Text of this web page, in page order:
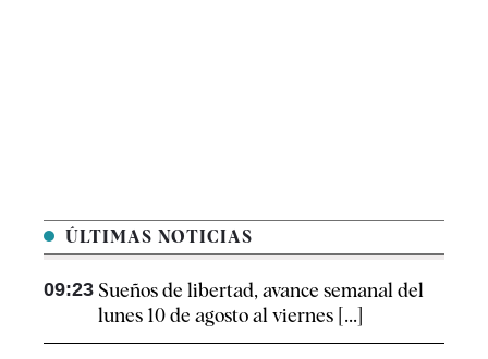
ÚLTIMAS NOTICIAS
09:23 Sueños de libertad, avance semanal del
lunes 10 de agosto al viernes [...]